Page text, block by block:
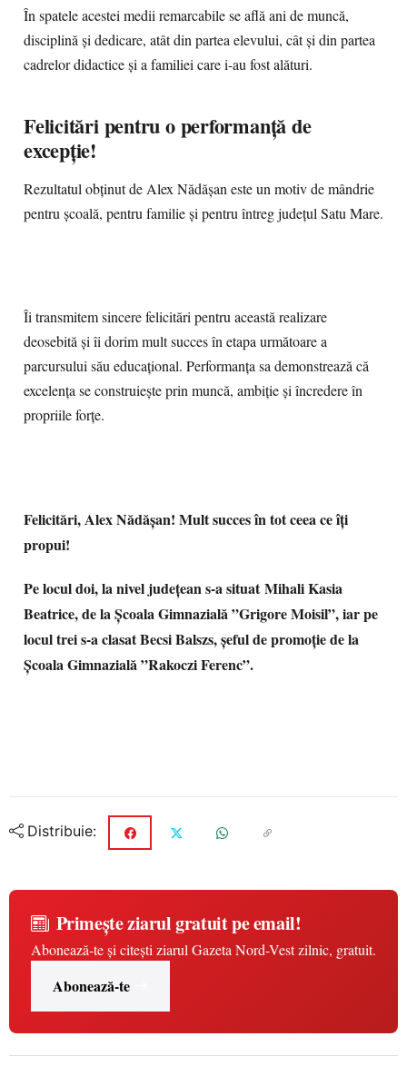
În spatele acestei medii remarcabile se află ani de muncă,
disciplină și dedicare, atât din partea elevului, cât și din partea
cadrelor didactice și a familiei care i-au fost alături.
Felicitări pentru o performanță de
excepție!
Rezultatul obținut de Alex Nădășan este un motiv de mândrie
pentru școală, pentru familie și pentru întreg județul Satu Mare.
Îi transmitem sincere felicitări pentru această realizare
deosebită și îi dorim mult succes în etapa următoare a
parcursului său educațional. Performanța sa demonstrează că
excelența se construiește prin muncă, ambiție și încredere în
propriile forțe.
Felicitări, Alex Nădășan! Mult succes în tot ceea ce îți
propui!
Pe locul doi, la nivel județean s-a situatMihali Kasia
Beatrice, de la Școala Gimnazială ”Grigore Moisil”, iar pe
locul trei s-a clasat Becsi Balszs, șeful de promoție de la
Școala Gimnazială ”Rakoczi Ferenc”.
Distribuie:
Primește ziarul gratuit pe email!
Abonează-te și citești ziarul Gazeta Nord-Vest zilnic, gratuit.
Abonează-te